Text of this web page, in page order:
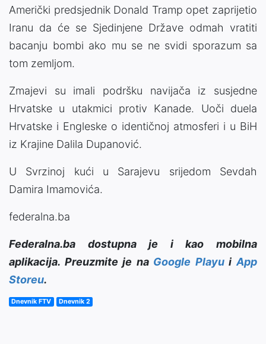
Američki predsjednik Donald Tramp opet zaprijetio
Iranu da će se Sjedinjene Države odmah vratiti
bacanju bombi ako mu se ne svidi sporazum sa
tom zemljom.
Zmajevi su imali podršku navijača iz susjedne
Hrvatske u utakmici protiv Kanade. Uoči duela
Hrvatske i Engleske o identičnoj atmosferi i u BiH
iz Krajine Dalila Dupanović.
U Svrzinoj kući u Sarajevu srijedom Sevdah
Damira Imamovića.
federalna.ba
Federalna.ba dostupna je i kao mobilna
aplikacija. Preuzmite je na Google PlayuiApp
Storeu.
Dnevnik FTV Dnevnik 2